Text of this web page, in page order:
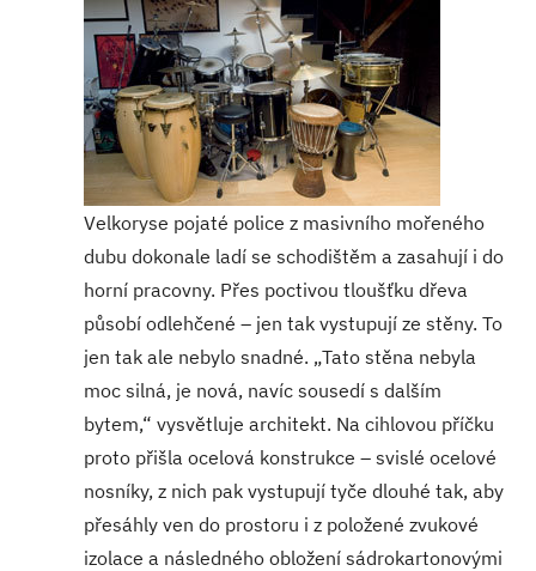
Velkoryse pojaté police z masivního mořeného
dubu dokonale ladí se schodištěm a zasahují i do
horní pracovny. Přes poctivou tloušťku dřeva
působí odlehčené – jen tak vystupují ze stěny. To
jen tak ale nebylo snadné. „Tato stěna nebyla
moc silná, je nová, navíc sousedí s dalším
bytem,“ vysvětluje architekt. Na cihlovou příčku
proto přišla ocelová konstrukce – svislé ocelové
nosníky, z nich pak vystupují tyče dlouhé tak, aby
přesáhly ven do prostoru i z položené zvukové
izolace a následného obložení sádrokartonovými